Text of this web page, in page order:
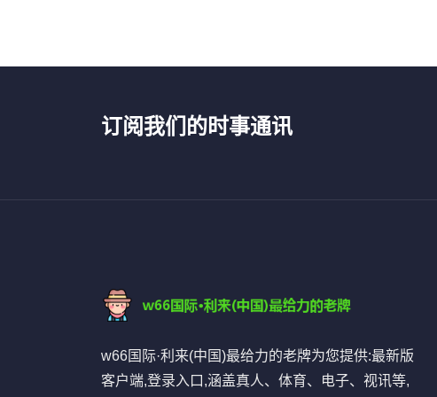
订阅我们的时事通讯
w66国际·利来(中国)最给力的老牌为您提供:最新版
客户端,登录入口,涵盖真人、体育、电子、视讯等,